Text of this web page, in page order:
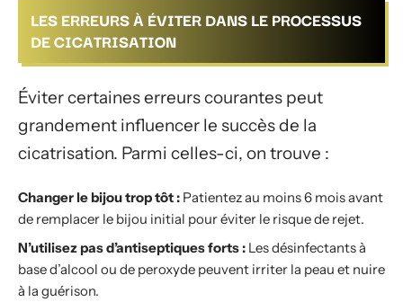
LES ERREURS À ÉVITER DANS LE PROCESSUS
DE CICATRISATION
Éviter certaines erreurs courantes peut
grandement influencer le succès de la
cicatrisation. Parmi celles-ci, on trouve :
Changer le bijou trop tôt : Patientez au moins 6 mois avant
de remplacer le bijou initial pour éviter le risque de rejet.
N’utilisez pas d’antiseptiques forts : Les désinfectants à
base d’alcool ou de peroxyde peuvent irriter la peau et nuire
à la guérison.